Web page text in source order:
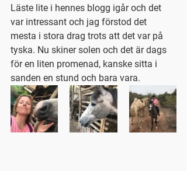
Läste lite i hennes blogg igår och det
var intressant och jag förstod det
mesta i stora drag trots att det var på
tyska. Nu skiner solen och det är dags
för en liten promenad, kanske sitta i
sanden en stund och bara vara.